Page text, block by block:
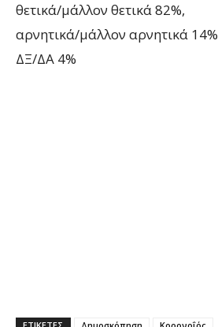
θετικά/μάλλον θετικά 82%,
αρνητικά/μάλλον αρνητικά 14%
ΔΞ/ΔΑ 4%